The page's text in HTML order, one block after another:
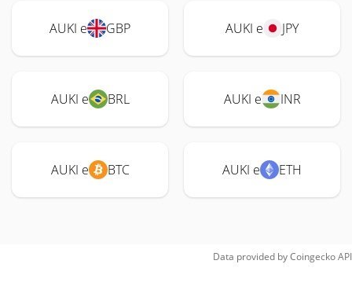
AUKI e GBP AUKI e JPY
AUKI e BRL AUKI e INR
AUKI e BTC AUKI e ETH
Data provided byCoingeckoAPI